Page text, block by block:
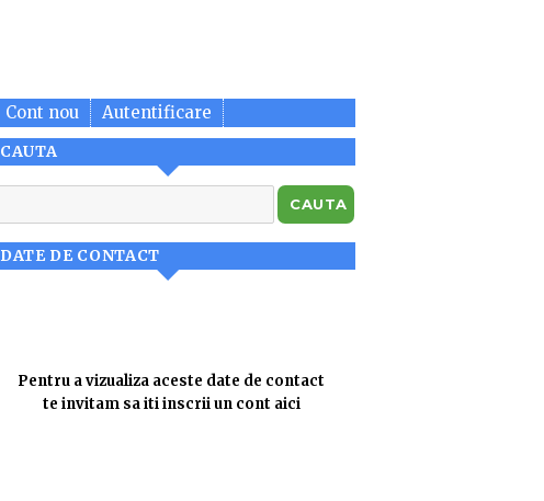
Cont nou Autentificare
CAUTA
DATE DE CONTACT
Pentru a vizualiza aceste date de contact
te invitam sa iti inscrii un cont aici